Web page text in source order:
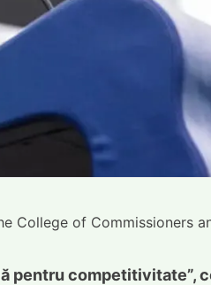
College of Commissioners
pentru competitivitate”,